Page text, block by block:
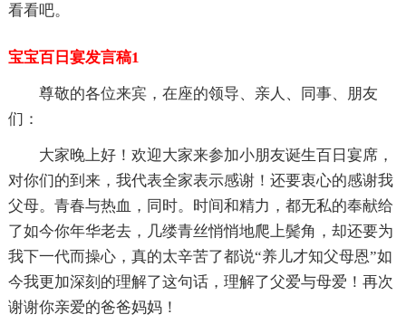
看看吧。
宝宝百日宴发言稿1
尊敬的各位来宾，在座的领导、亲人、同事、朋友
们：
大家晚上好！欢迎大家来参加小朋友诞生百日宴席，
对你们的到来，我代表全家表示感谢！还要衷心的感谢我
父母。青春与热血，同时。时间和精力，都无私的奉献给
了如今你年华老去，几缕青丝悄悄地爬上鬓角，却还要为
我下一代而操心，真的太辛苦了都说“养儿才知父母恩”如
今我更加深刻的理解了这句话，理解了父爱与母爱！再次
谢谢你亲爱的爸爸妈妈！